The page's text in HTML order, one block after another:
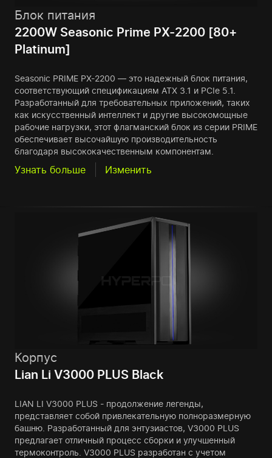
Блок питания
2200W Seasonic Prime PX-2200 [80+
Platinum]
Seasonic PRIME PX-2200 — это надежный блок питания,
соответствующий спецификациям ATX 3.1 и PCIe 5.1.
Разработанный для требовательных приложений, таких
как искусственный интеллект и другие высокомощные
рабочие нагрузки, этот флагманский блок из серии PRIME
обеспечивает высочайшую производительность
благодаря высококачественным компонентам.
Узнать больше Изменить
Корпус
Lian Li V3000 PLUS Black
LIAN LI V3000 PLUS - продолжение легенды,
представляет собой привлекательную полноразмерную
башню. Разработанный для энтузиастов, V3000 PLUS
предлагает отличный процесс сборки и улучшенный
термоконтроль. V3000 PLUS разработан с учетом